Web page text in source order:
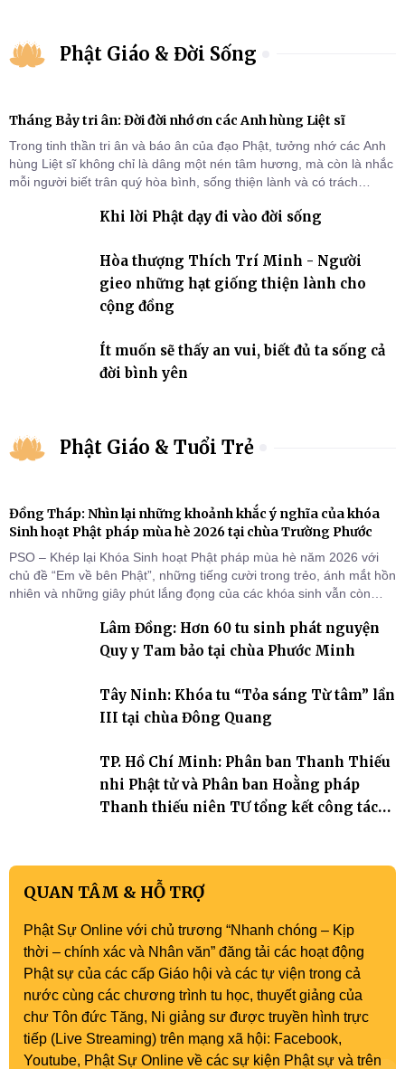
Phật Giáo & Đời Sống
Tháng Bảy tri ân: Đời đời nhớ ơn các Anh hùng Liệt sĩ
Trong tinh thần tri ân và báo ân của đạo Phật, tưởng nhớ các Anh
hùng Liệt sĩ không chỉ là dâng một nén tâm hương, mà còn là nhắc
mỗi người biết trân quý hòa bình, sống thiện lành và có trách
Khi lời Phật dạy đi vào đời sống
Hòa thượng Thích Trí Minh - Người
gieo những hạt giống thiện lành cho
cộng đồng
Ít muốn sẽ thấy an vui, biết đủ ta sống cả
đời bình yên
Phật Giáo & Tuổi Trẻ
Đồng Tháp: Nhìn lại những khoảnh khắc ý nghĩa của khóa
Sinh hoạt Phật pháp mùa hè 2026 tại chùa Trường Phước
PSO – Khép lại Khóa Sinh hoạt Phật pháp mùa hè năm 2026 với
chủ đề “Em về bên Phật”, những tiếng cười trong trẻo, ánh mắt hồn
nhiên và những giây phút lắng đọng của các khóa sinh vẫn còn
Tháp). Những tuần tu học ngắn ngủi nhưng đã trở thành hành
trang quý báu, gieo những hạt giống thiện l
Lâm Đồng: Hơn 60 tu sinh phát nguyện
Quy y Tam bảo tại chùa Phước Minh
Tây Ninh: Khóa tu “Tỏa sáng Từ tâm” lần
III tại chùa Đông Quang
TP. Hồ Chí Minh: Phân ban Thanh Thiếu
nhi Phật tử và Phân ban Hoằng pháp
Thanh thiếu niên TƯ tổng kết công tác
QUAN TÂM & HỖ TRỢ
Phật Sự Online với chủ trương “Nhanh chóng – Kịp
thời – chính xác và Nhân văn” đăng tải các hoạt động
Phật sự của các cấp Giáo hội và các tự viện trong cả
nước cùng các chương trình tu học, thuyết giảng của
chư Tôn đức Tăng, Ni giảng sư được truyền hình trực
tiếp (Live Streaming) trên mạng xã hội: Facebook,
Youtube, Phật Sự Online về các sự kiện Phật sự và trên